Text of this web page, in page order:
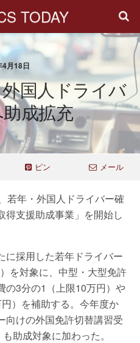
TODAY
月18日
国人ドライバ
成拡充
ピン メール
若年・外国人ドライバー確
得支援助成事業」を開始し
に採用した若年ドライバー
を対象に、中型・大型免許
の3分の1（上限10万円）や
）を補助する。今年度か
向けの外国免許切替講習受
助成対象に加わった。